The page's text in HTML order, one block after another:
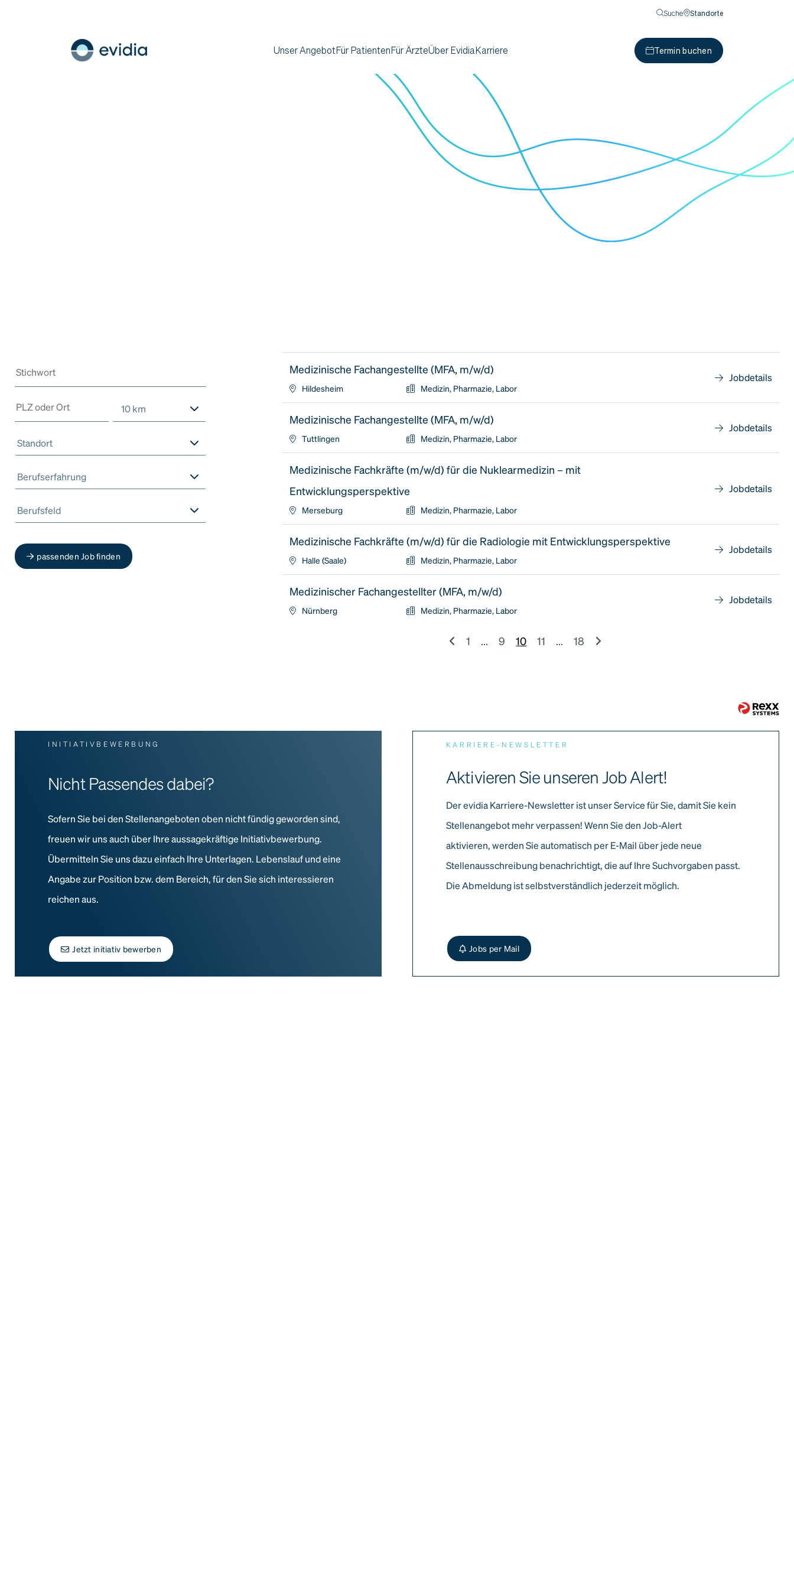
Suche Standorte
Unser AngebotFür PatientenFür ÄrzteÜber EvidiaKarriere Termin buchen
10 km
Standort
Berufserfahrung
Berufsfeld
passenden Job finden
Medizinische Fachangestellte (MFA, m/w/d)
Hildesheim Medizin, Pharmazie, Labor
Jobdetails
Medizinische Fachangestellte (MFA, m/w/d)
Tuttlingen Medizin, Pharmazie, Labor
Jobdetails
Medizinische Fachkräfte (m/w/d) für die Nuklearmedizin – mit
Entwicklungsperspektive
Merseburg Medizin, Pharmazie, Labor
Jobdetails
Medizinische Fachkräfte (m/w/d) für die Radiologie mit Entwicklungsperspektive
Halle (Saale) Medizin, Pharmazie, Labor
Jobdetails
Medizinischer Fachangestellter (MFA, m/w/d)
Nürnberg Medizin, Pharmazie, Labor
Jobdetails
1 ... 9 10 11 ... 18
INITIATIVBEWERBUNG
Nicht Passendes dabei?
Sofern Sie bei den Stellenangeboten oben nicht fündig geworden sind,
freuen wir uns auch über Ihre aussagekräftige Initiativbewerbung.
Übermitteln Sie uns dazu einfach Ihre Unterlagen. Lebenslauf und eine
Angabe zur Position bzw. dem Bereich, für den Sie sich interessieren
reichen aus.
Jetzt initiativ bewerben
KARRIERE-NEWSLETTER
Aktivieren Sie unseren Job Alert!
Der evidia Karriere-Newsletter ist unser Service für Sie, damit Sie kein
Stellenangebot mehr verpassen! Wenn Sie den Job-Alert
aktivieren, werden Sie automatisch per E-Mail über jede neue
Stellenausschreibung benachrichtigt, die auf Ihre Suchvorgaben passt.
Die Abmeldung ist selbstverständlich jederzeit möglich.
Jobs per Mail